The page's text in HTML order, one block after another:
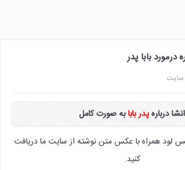
درمورد بابا پدر
سایت
انشا دربارهپدر بابابه صورت کامل
لود همراه با عکس متن نوشته از سایت ما دریافت
کنید.